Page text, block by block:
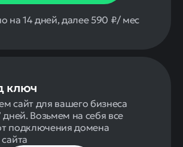
на 14 дней, далее 590 ₽/ мес
ключ
сайт для вашего бизнеса
дней. Возьмем на себя все
подключения домена